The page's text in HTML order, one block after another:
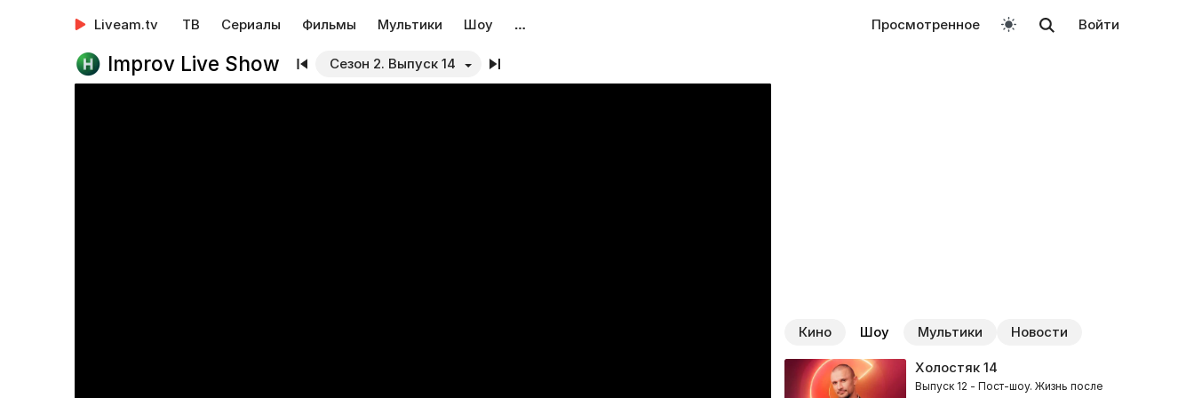
Liveam.tv ТВ Сериалы Фильмы Мультики Шоу … Просмотренное Войти
Improv Live Show Сезон 2. Выпуск 14
Кино Шоу Мультики Новости
Холостяк14
Выпуск 12 - Пост-шоу. Жизнь после